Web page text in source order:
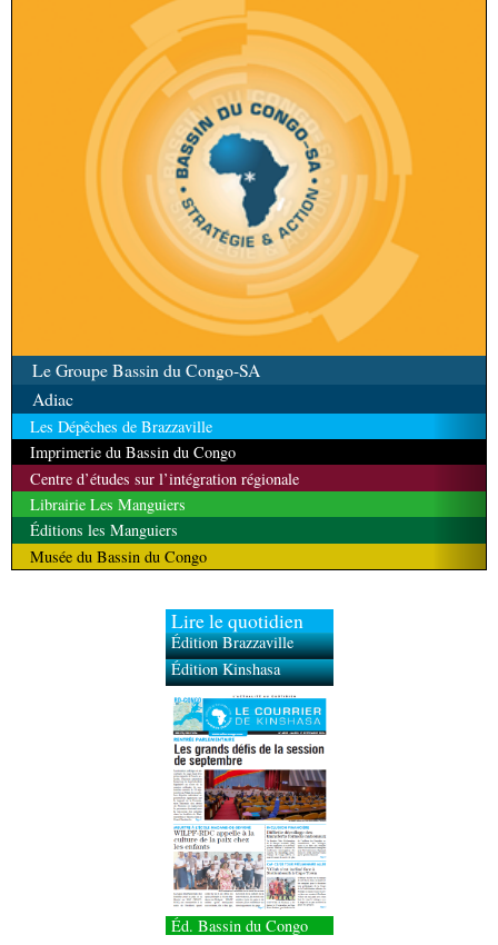
Le Groupe Bassin du Congo-SA
Adiac
Les Dépêches de Brazzaville
Imprimerie du Bassin du Congo
Centre d’études sur l’intégration régionale
Librairie Les Manguiers
Éditions les Manguiers
Musée du Bassin du Congo
Lire le quotidien
Édition Brazzaville
Édition Kinshasa
Éd. Bassin du Congo